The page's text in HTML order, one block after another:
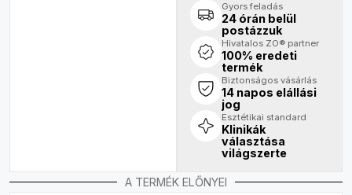
Gyors feladás
24 órán belül
postázzuk
Hivatalos ZO® partner
100% eredeti
termék
Biztonságos vásárlás
14 napos elállási
jog
Esztétikai standard
Klinikák
választása
világszerte
A TERMÉK ELŐNYEI